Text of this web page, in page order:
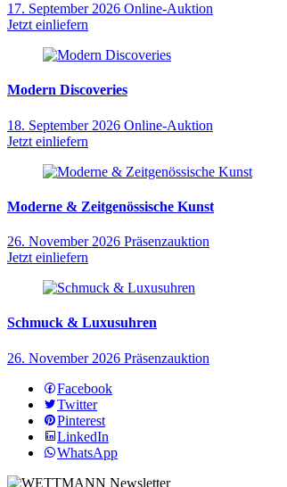
17. September 2026 Online-Auktion
Jetzt einliefern
Modern Discoveries
18. September 2026 Online-Auktion
Jetzt einliefern
Moderne & Zeitgenössische Kunst
26. November 2026 Präsenzauktion
Jetzt einliefern
Schmuck & Luxusuhren
26. November 2026 Präsenzauktion
Facebook
Twitter
Pinterest
LinkedIn
WhatsApp